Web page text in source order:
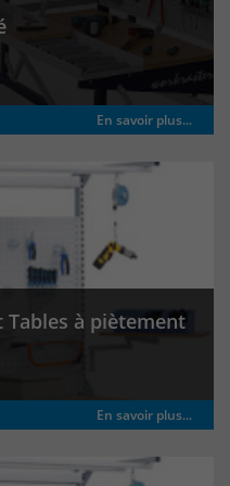
En savoir plus...
à piètement
En savoir plus...
zu
Daten werde lokal
gespeichert und
Unternehmen
genutzt um temporär